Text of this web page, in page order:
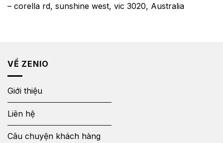
– corella rd, sunshine west, vic 3020, Australia
VỀ ZENIO
Giới thiệu
Liên hệ
Câu chuyện khách hàng